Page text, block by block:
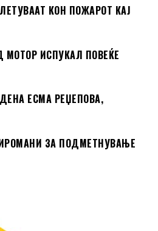
КОН ПОЖАРОТ КАЈ
МОТОР ИСПУКАЛ ПОВЕЌЕ
ЕСМА РЕЏЕПОВА,
ЗА ПОДМЕТНУВАЊЕ